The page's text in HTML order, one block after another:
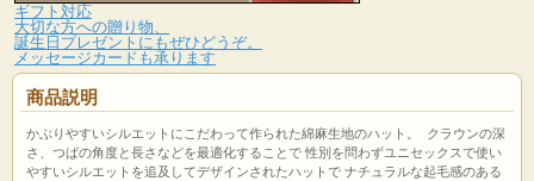
ギフト対応
大切な方への贈り物、
誕生日プレゼントにもぜひどうぞ。
メッセージカードも承ります
商品説明
かぶりやすいシルエットにこだわって作られた綿麻生地のハット。 クラウンの深
さ、つばの角度と長さなどを最適化することで 性別を問わずユニセックスで使い
やすいシルエットを追及してデザインされたハットで ナチュラルな起毛感のある